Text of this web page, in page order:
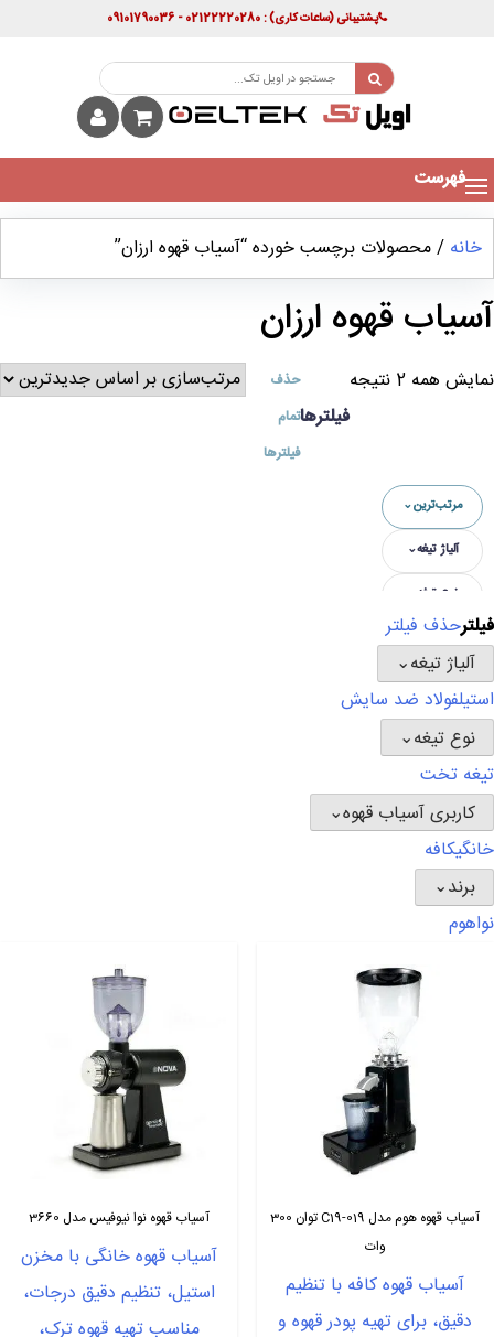
پشتیبانی(ساعات کاری): 02122220280 - 09101790036
فهرست
خانه / محصولات برچسب خورده “آسیاب قهوه ارزان”
آسیاب قهوه ارزان
نمایش همه 2 نتیجه
فیلترها
حذف
تمام
فیلترها
مرتب‌ترین⌄
آلیاژ تیغه⌄
نوع تیغه
کاربری آسیاب قهوه
برند⌄
فیلترحذف فیلتر
آلیاژ تیغه⌄
استیلفولاد ضد سایش
نوع تیغه⌄
تیغه تخت
کاربری آسیاب قهوه⌄
خانگیکافه
برند⌄
نواهوم
آسیاب قهوه هوم مدل C19-019 توان 300
وات
آسیاب قهوه کافه با تنظیم
دقیق، برای تهیه پودر قهوه‌ و
آسیاب قهوه نوا نیوفیس مدل 3660
آسیاب قهوه خانگی با مخزن
استیل، تنظیم دقیق درجات،
مناسب تهیه قهوه ترک،